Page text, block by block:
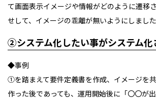
て画面表示イメージや情報がどのように遷移
せして、イメージの乖離が無いようにしました
②システム化したい事がシステム化
◆事例
①を踏まえて要件定義書を作成、イメージを
作った後であっても、運用開始後に「〇〇が